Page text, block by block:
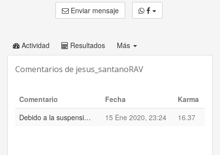
Enviar mensaje
Actividad Resultados Más
Comentarios de jesus_santanoRAV
Comentario Fecha
Karma
Debido a la suspensión del partido hace unas semanas en el minuto 60, he realizado los respectivos cambios en ambas plantillas mediante sustituciones con las novedades en el partido de hoy, 15 de enero de 2020
15 Ene 2020, 23:24 16.37